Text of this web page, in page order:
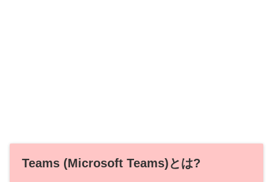
Teams (Microsoft Teams)とは?